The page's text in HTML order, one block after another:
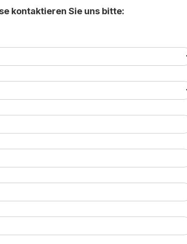
kontaktieren Sie uns bitte: